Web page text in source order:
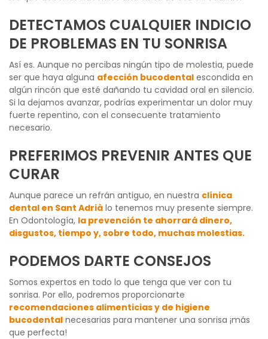
DETECTAMOS CUALQUIER INDICIO
DE PROBLEMAS EN TU SONRISA
Así es. Aunque no percibas ningún tipo de molestia, puede
ser que haya alguna afección bucodental escondida en
algún rincón que esté dañando tu cavidad oral en silencio.
Si la dejamos avanzar, podrías experimentar un dolor muy
fuerte repentino, con el consecuente tratamiento
necesario.
PREFERIMOS PREVENIR ANTES QUE
CURAR
Aunque parece un refrán antiguo, en nuestra clínica
dental en Sant Adrià lo tenemos muy presente siempre.
En Odontología, la prevención te ahorrará dinero,
disgustos, tiempo y, sobre todo, muchas molestias.
PODEMOS DARTE CONSEJOS
Somos expertos en todo lo que tenga que ver con tu
sonrisa. Por ello, podremos proporcionarte
recomendaciones alimenticias y de higiene
bucodental necesarias para mantener una sonrisa ¡más
que perfecta!